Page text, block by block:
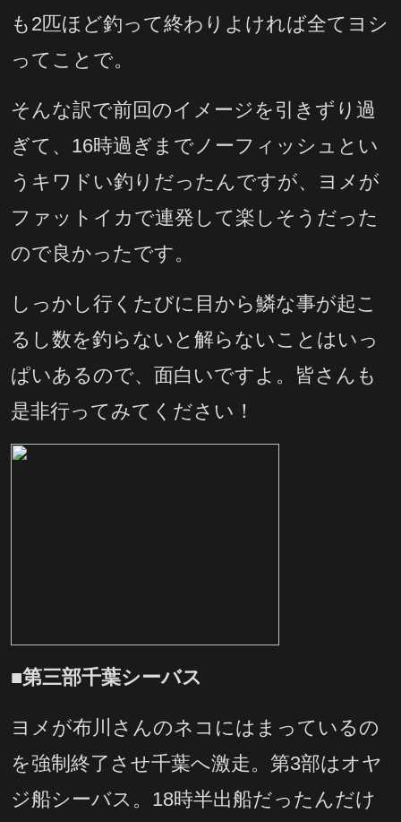
も2匹ほど釣って終わりよければ全てヨシ
ってことで。
そんな訳で前回のイメージを引きずり過
ぎて、16時過ぎまでノーフィッシュとい
うキワドい釣りだったんですが、ヨメが
ファットイカで連発して楽しそうだった
ので良かったです。
しっかし行くたびに目から鱗な事が起こ
るし数を釣らないと解らないことはいっ
ぱいあるので、面白いですよ。皆さんも
是非行ってみてください！
■第三部千葉シーバス
ヨメが布川さんのネコにはまっているの
を強制終了させ千葉へ激走。第3部はオヤ
ジ船シーバス。18時半出船だったんだけ